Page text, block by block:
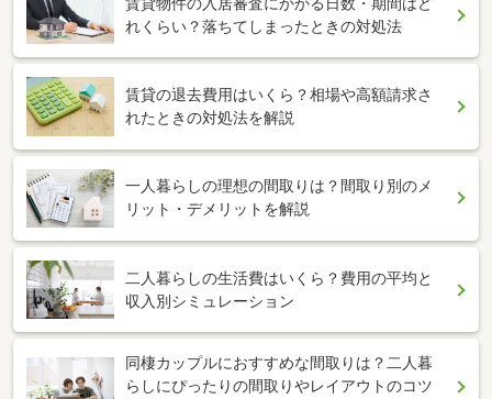
れくらい？落ちてしまったときの対処法
賃貸の退去費用はいくら？相場や高額請求さ
れたときの対処法を解説
一人暮らしの理想の間取りは？間取り別のメ
リット・デメリットを解説
二人暮らしの生活費はいくら？費用の平均と
収入別シミュレーション
同棲カップルにおすすめな間取りは？二人暮
らしにぴったりの間取りやレイアウトのコツ